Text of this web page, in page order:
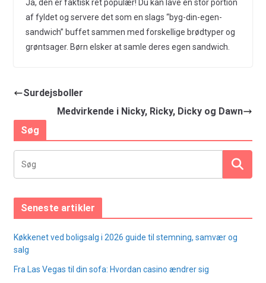
Ja, den er faktisk ret populær! Du kan lave en stor portion
af fyldet og servere det som en slags “byg-din-egen-
sandwich” buffet sammen med forskellige brødtyper og
grøntsager. Børn elsker at samle deres egen sandwich.
Surdejsboller
Medvirkende i Nicky, Ricky, Dicky og Dawn
Søg
Seneste artikler
Køkkenet ved boligsalg i 2026 guide til stemning, samvær og
salg
Fra Las Vegas til din sofa: Hvordan casino ændrer sig